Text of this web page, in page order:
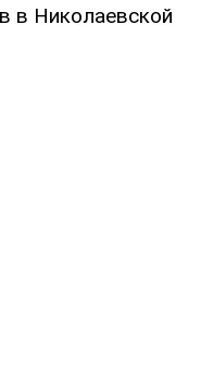
в Николаевской